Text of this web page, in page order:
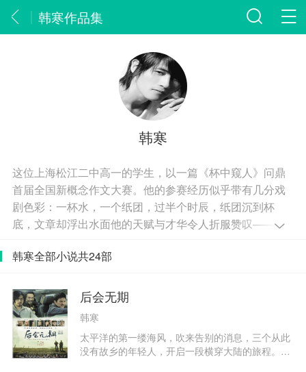
韩寒作品集
韩寒
这位上海松江二中高一的学生，以一篇《杯中窥人》问鼎
首届全国新概念作文大赛。他的参赛经历似乎带有几分戏
剧色彩：一杯水，一个纸团，过半个时辰，纸团沉到杯
底，文章却浮出水面他的天赋与才华令人折服赞叹——当
韩寒全部小说共24部
后会无期
韩寒
太平洋的第一缕海风，吹来告别的消息，三个从此
没有故乡的年轻人，开启一段横穿大陆的旅程。都